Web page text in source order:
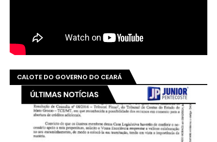
CALOTE DO GOVERNO DO CEARÁ